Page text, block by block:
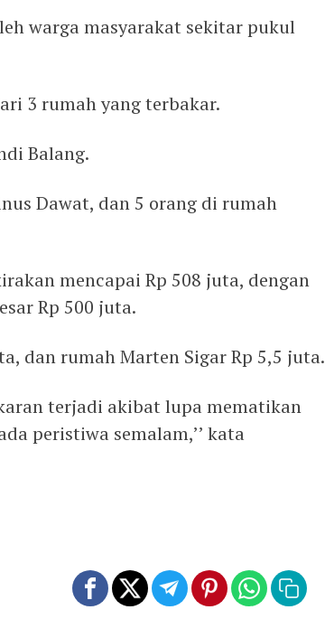
warga masyarakat sekitar pukul
3 rumah yang terbakar.
Balang.
Dawat, dan 5 orang di rumah
mencapai Rp 508 juta, dengan
Rp 500 juta.
dan rumah Marten Sigar Rp 5,5 juta.
terjadi akibat lupa mematikan
peristiwa semalam,’’ kata